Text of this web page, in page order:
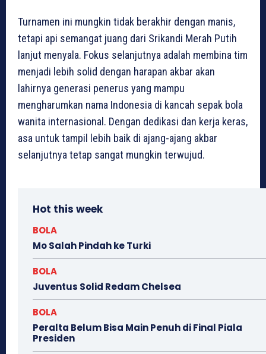
Turnamen ini mungkin tidak berakhir dengan manis,
tetapi api semangat juang dari Srikandi Merah Putih
lanjut menyala. Fokus selanjutnya adalah membina tim
menjadi lebih solid dengan harapan akbar akan
lahirnya generasi penerus yang mampu
mengharumkan nama Indonesia di kancah sepak bola
wanita internasional. Dengan dedikasi dan kerja keras,
asa untuk tampil lebih baik di ajang-ajang akbar
selanjutnya tetap sangat mungkin terwujud.
Hot this week
BOLA
Mo Salah Pindah ke Turki
BOLA
Juventus Solid Redam Chelsea
BOLA
Peralta Belum Bisa Main Penuh di Final Piala
Presiden